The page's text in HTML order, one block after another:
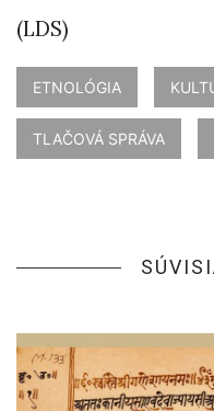
(LDS)
ETNOLÓGIA
TLAČOVÁ SPRÁVA